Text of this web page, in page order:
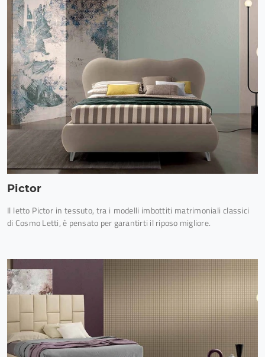
Pictor
Il letto Pictor in tessuto, tra i modelli imbottiti matrimoniali classici
di Cosmo Letti, è pensato per garantirti il riposo migliore.